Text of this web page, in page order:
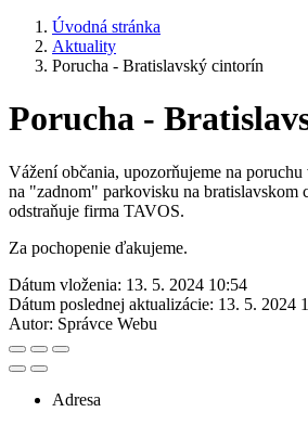
Úvodná stránka
Aktuality
Porucha - Bratislavský cintorín
Porucha -
Vážení občania, upozorňujeme na
na "zadnom" parkovisku na bratislavskom
odstraňuje firma TAVOS.
Za pochopenie ďakujeme.
Dátum vloženia: 13. 5. 2024 10:54
Dátum poslednej aktualizácie: 13. 5. 2024
Autor: Správce Webu
Adresa